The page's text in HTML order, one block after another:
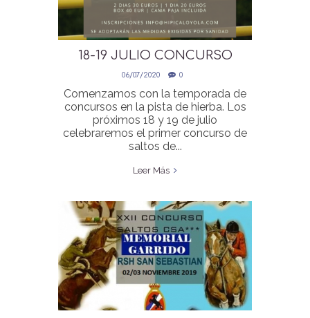
18-19 JULIO CONCURSO
ENTRENAMIENTO SALTOS EN
LA PISTA DE HIERBA
06/07/2020 0
Comenzamos con la temporada de
concursos en la pista de hierba. Los
próximos 18 y 19 de julio
celebraremos el primer concurso de
saltos de...
Leer Más